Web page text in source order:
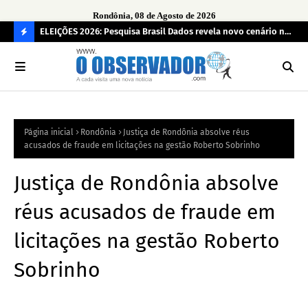
Rondônia, 08 de Agosto de 2026
O
R
mais
ELEIÇÕES 2026: Pesquisa Brasil Dados revela novo cenário na
disputa pelo Governo de Rondônia
Página inicial Rondônia
Justiça de Rondônia absolve réus
acusados de fraude em licitações na gestão Roberto Sobrinho
Justiça de Rondônia absolve
réus acusados de fraude em
licitações na gestão Roberto
Sobrinho